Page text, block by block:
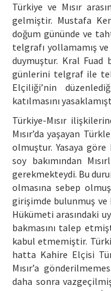
Türkiye ve Mısır
gelmiştir. Mustafa
doğum gününde ve
telgrafı yollamamış
duymuştur. Kral Fuad
günlerini telgraf ile
Elçiliği’nin
katılmasını
Türkiye-Mısır
Mısır’da yaşayan
olmuştur. Yasaya göre
soy bakımından
gerekmekteydi. Bu
olmasına sebep
girişimde bulunmuş ve
Hükümeti arasındaki
bakmasını talep
kabul etmemiştir.
hatta Kahire Elçisi
Mısır’a
daha sonra